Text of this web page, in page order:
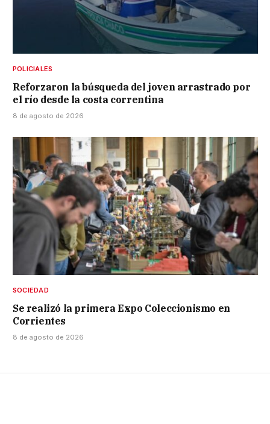
POLICIALES
Reforzaron la búsqueda del joven arrastrado por
el río desde la costa correntina
8 de agosto de 2026
SOCIEDAD
Se realizó la primera Expo Coleccionismo en
Corrientes
8 de agosto de 2026